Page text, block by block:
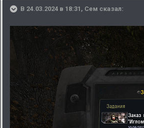
В 24.03.2024 в 18:31, Сем сказал: